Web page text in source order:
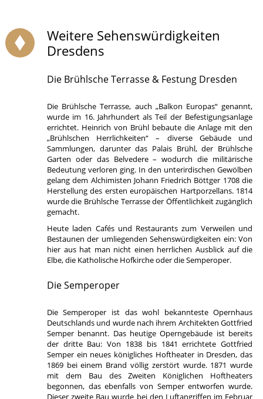
Weitere Sehenswürdigkeiten
Dresdens
Die Brühlsche Terrasse & Festung Dresden
Die Brühlsche Terrasse, auch „Balkon Europas“ genannt,
wurde im 16. Jahrhundert als Teil der Befestigungsanlage
errichtet. Heinrich von Brühl bebaute die Anlage mit den
„Brühlschen Herrlichkeiten“ – diverse Gebäude und
Sammlungen, darunter das Palais Brühl, der Brühlsche
Garten oder das Belvedere – wodurch die militärische
Bedeutung verloren ging. In den unterirdischen Gewölben
gelang dem Alchimisten Johann Friedrich Böttger 1708 die
Herstellung des ersten europäischen Hartporzellans. 1814
wurde die Brühlsche Terrasse der Öffentlichkeit zugänglich
gemacht.
Heute laden Cafés und Restaurants zum Verweilen und
Bestaunen der umliegenden Sehenswürdigkeiten ein: Von
hier aus hat man nicht einen herrlichen Ausblick auf die
Elbe, die Katholische Hofkirche oder die Semperoper.
Die Semperoper
Die Semperoper ist das wohl bekannteste Opernhaus
Deutschlands und wurde nach ihrem Architekten Gottfried
Semper benannt. Das heutige Operngebäude ist bereits
der dritte Bau: Von 1838 bis 1841 errichtete Gottfried
Semper ein neues königliches Hoftheater in Dresden, das
1869 bei einem Brand völlig zerstört wurde. 1871 wurde
mit dem Bau des Zweiten Königlichen Hoftheaters
begonnen, das ebenfalls von Semper entworfen wurde.
Dieser zweite Bau wurde bei den Luftangriffen im Februar